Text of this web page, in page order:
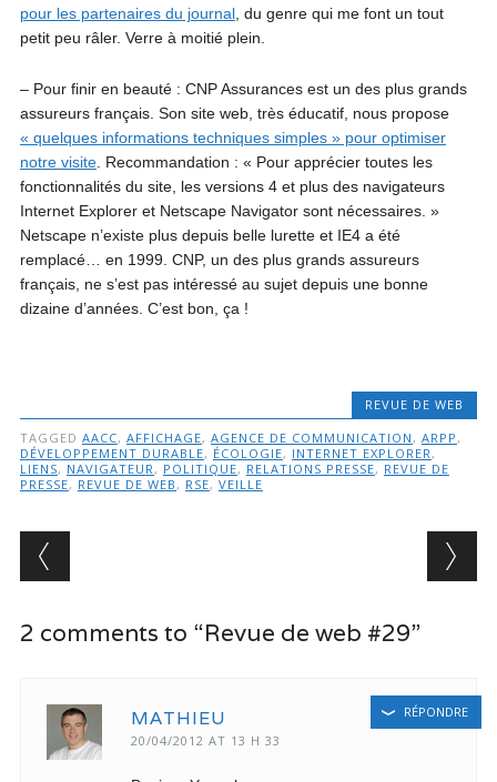
pour les partenaires du journal, du genre qui me font un tout
petit peu râler. Verre à moitié plein.
– Pour finir en beauté : CNP Assurances est un des plus grands
assureurs français. Son site web, très éducatif, nous propose
« quelques informations techniques simples » pour optimiser
notre visite. Recommandation : « Pour apprécier toutes les
fonctionnalités du site, les versions 4 et plus des navigateurs
Internet Explorer et Netscape Navigator sont nécessaires. »
Netscape n’existe plus depuis belle lurette et IE4 a été
remplacé… en 1999. CNP, un des plus grands assureurs
français, ne s’est pas intéressé au sujet depuis une bonne
dizaine d’années. C’est bon, ça !
REVUE DE WEB
TAGGED AACC, AFFICHAGE, AGENCE DE COMMUNICATION , ARPP ,
DÉVELOPPEMENT DURABLE, ÉCOLOGIE, INTERNET EXPLORER,
LIENS, NAVIGATEUR, POLITIQUE, RELATIONS PRESSE, REVUE DE
PRESSE, REVUE DE WEB , RSE, VEILLE
Post navigation
2 comments to “Revue de web #29”
MATHIEU
20/04/2012 AT 13 H 33
RÉPONDRE